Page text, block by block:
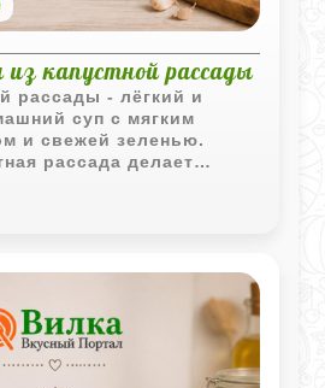
капустной рассады
рассады - лёгкий и
суп с мягким
и свежей зеленью.
рассада делает
нежным, а сметана при
приятную